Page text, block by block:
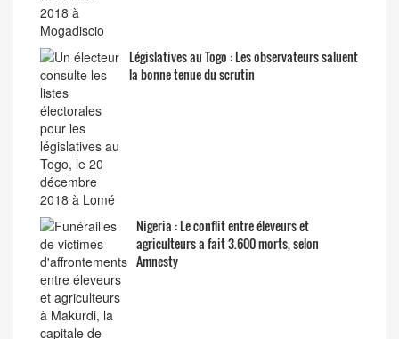
Législatives au Togo : Les observateurs saluent
la bonne tenue du scrutin
Nigeria : Le conflit entre éleveurs et
agriculteurs a fait 3.600 morts, selon
Amnesty